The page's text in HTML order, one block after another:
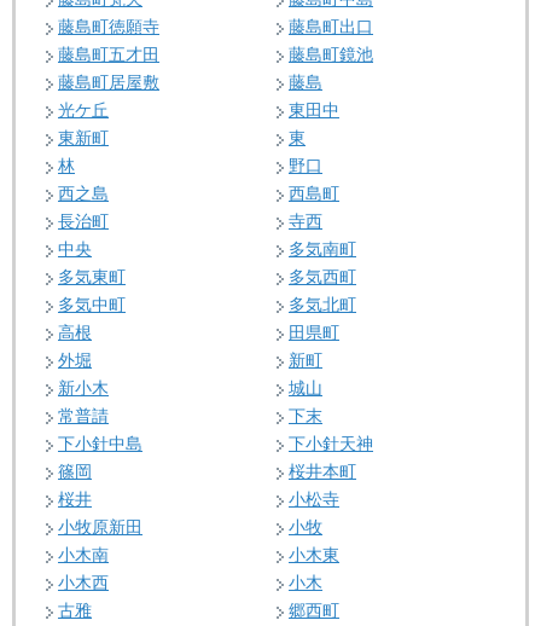
藤島町徳願寺
藤島町出口
藤島町五才田
藤島町鏡池
藤島町居屋敷
藤島
光ケ丘
東田中
東新町
東
林
野口
西之島
西島町
長治町
寺西
中央
多気南町
多気東町
多気西町
多気中町
多気北町
高根
田県町
外堀
新町
新小木
城山
常普請
下末
下小針中島
下小針天神
篠岡
桜井本町
桜井
小松寺
小牧原新田
小牧
小木南
小木東
小木西
小木
古雅
郷西町